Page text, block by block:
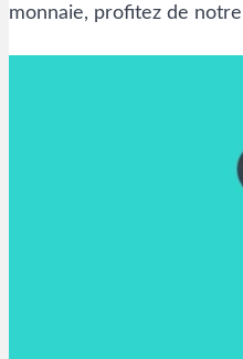
monnaie, profitez de